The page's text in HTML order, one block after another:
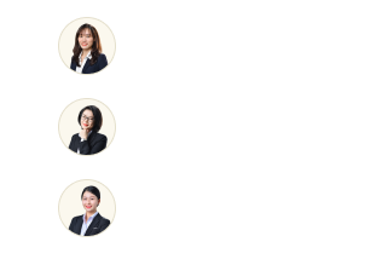
Sammarco
Primitivo
Manduria